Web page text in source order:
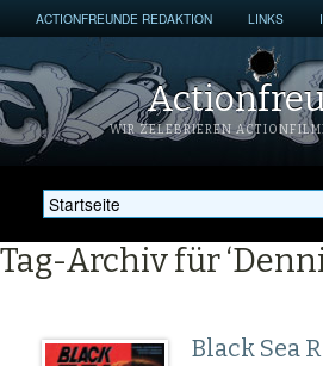
ACTIONFREUNDE REDAKTION LINKS
WIR ZELEBRIEREN
Tag-Archiv für
Black Sea